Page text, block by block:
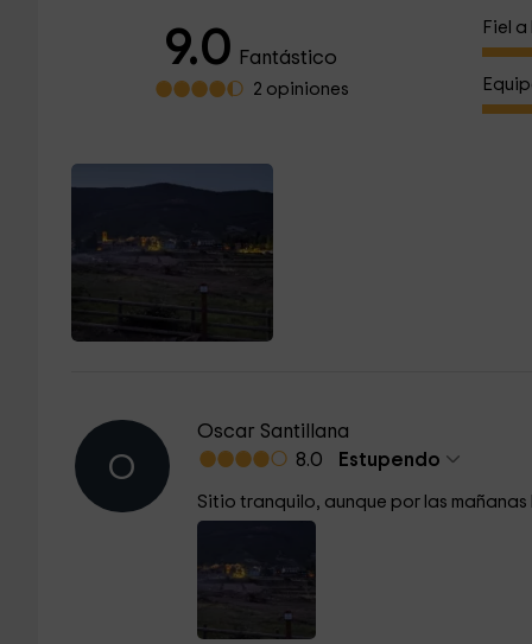
9.0 Fantástico
2 opiniones
Fiel
O
Oscar Santillana
8.0 Estupendo
Sitio tranquilo, aunque por las